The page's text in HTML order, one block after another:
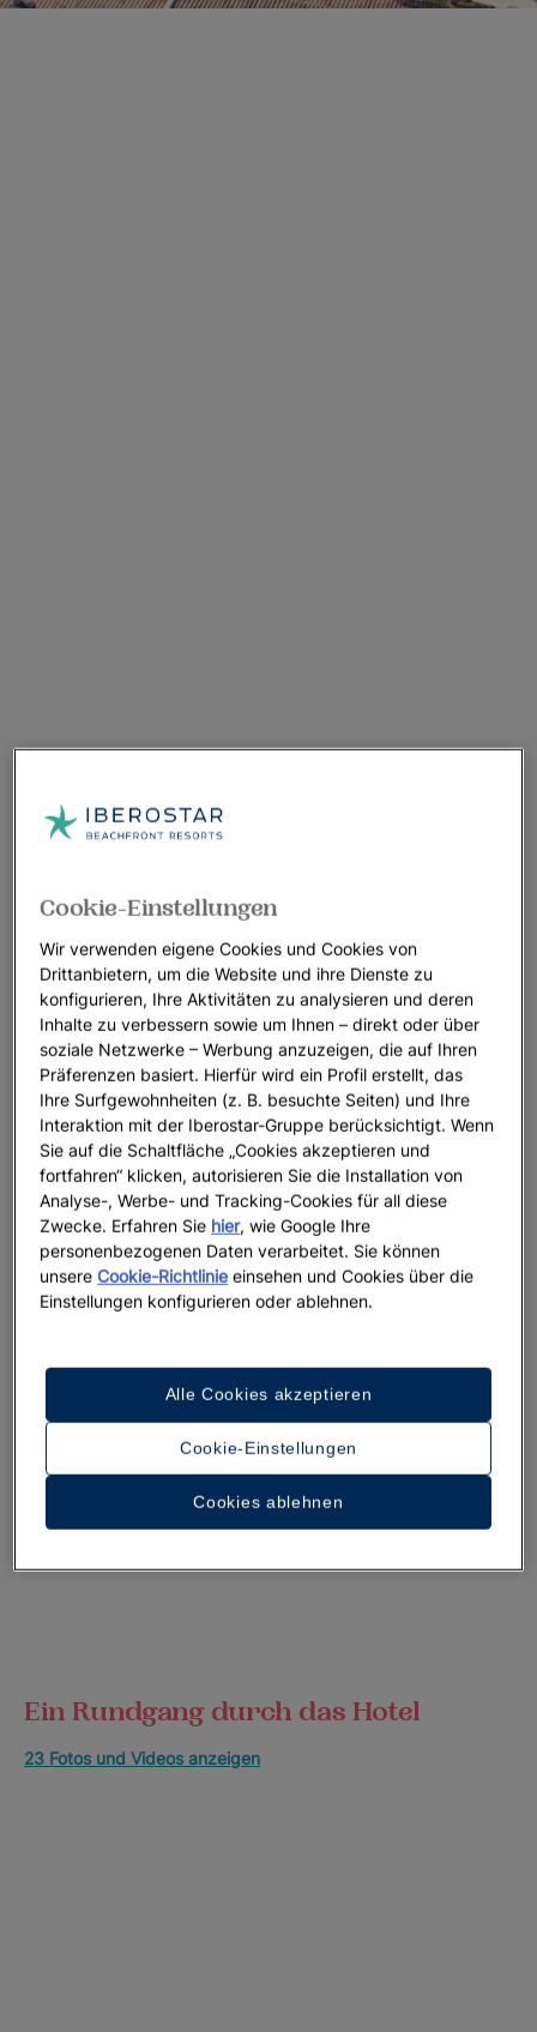
Ein Rundgang durch das Hotel
23 Fotos und Videos anzeigen
Cookie-Einstellungen
Wir verwenden eigene Cookies und Cookies von
Drittanbietern, um die Website und ihre Dienste zu
konfigurieren, Ihre Aktivitäten zu analysieren und deren
Inhalte zu verbessern sowie um Ihnen – direkt oder über
soziale Netzwerke – Werbung anzuzeigen, die auf Ihren
Präferenzen basiert. Hierfür wird ein Profil erstellt, das
Ihre Surfgewohnheiten (z. B. besuchte Seiten) und Ihre
Interaktion mit der Iberostar-Gruppe berücksichtigt. Wenn
Sie auf die Schaltfläche „Cookies akzeptieren und
fortfahren“ klicken, autorisieren Sie die Installation von
Analyse-, Werbe- und Tracking-Cookies für all diese
Zwecke. Erfahren Sie hier, wie Google Ihre
personenbezogenen Daten verarbeitet. Sie können
unsereCookie-Richtlinie einsehen und Cookies über die
Einstellungen konfigurieren oder ablehnen.
Cookie-Einstellungen
Cookies ablehnen
Alle Cookies akzeptieren